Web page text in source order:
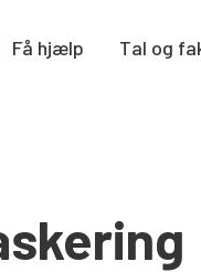
Få hjælp Tal og